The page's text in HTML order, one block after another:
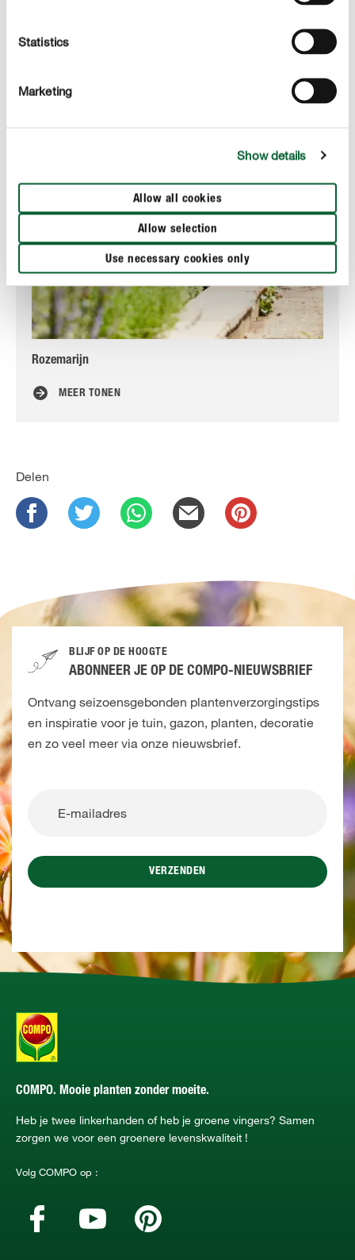
Statistics
Marketing
Show details
Allow all cookies
Allow selection
Use necessary cookies only
Rozemarijn
MEER TONEN
Delen
BLIJF OP DE HOOGTE
ABONNEER JE OP DE COMPO-NIEUWSBRIEF
Ontvang seizoensgebonden plantenverzorgingstips
en inspiratie voor je tuin, gazon, planten, decoratie
en zo veel meer via onze nieuwsbrief.
VERZENDEN
COMPO. Mooie planten zonder moeite.
Heb je twee linkerhanden of heb je groene vingers? Samen
zorgen we voor een groenere levenskwaliteit !
Volg COMPO op :